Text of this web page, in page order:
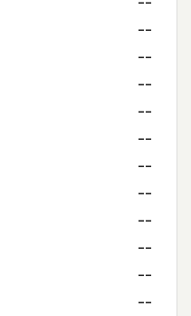
--
--
--
--
--
--
--
--
--
--
--